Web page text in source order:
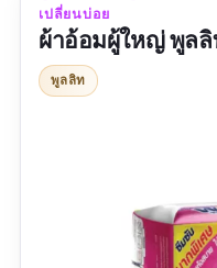
เปลี่ยนบ่อย
ผ้าอ้อมผู้ใหญ่ พูลลิ
พูลลิท